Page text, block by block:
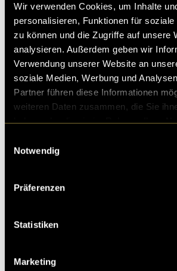
Wir verwenden Cookies, um Inhalte
personalisieren, Funktionen für soziale
zu können und die Zugriffe auf unsere
analysieren. Außerdem geben wir
Verwendung unserer Website an
soziale Medien, Werbung und
Partner führen diese Informationen
weiteren Daten zusammen, die Sie
Notwendig
Präferenzen
Statistiken
Marketing